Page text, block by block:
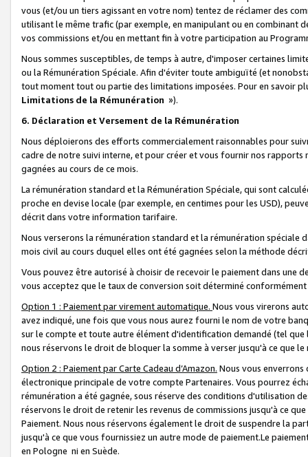
vous (et/ou un tiers agissant en votre nom) tentez de réclamer des
utilisant le même trafic (par exemple, en manipulant ou en combinant
vos commissions et/ou en mettant fin à votre participation au
Nous sommes susceptibles, de temps à autre, d'imposer certaines
ou la Rémunération Spéciale. Afin d'éviter toute ambiguïté (et
tout moment tout ou partie des limitations imposées. Pour en savoir
Limitations de la Rémunération »).
6. Déclaration et Versement de la Rémunération
Nous déploierons des efforts commercialement raisonnables pour
cadre de notre suivi interne, et pour créer et vous fournir nos
gagnées au cours de ce mois.
La rémunération standard et la Rémunération Spéciale, qui sont
proche en devise locale (par exemple, en centimes pour les USD),
décrit dans votre information tarifaire.
Nous verserons la rémunération standard et la rémunération spéciale
mois civil au cours duquel elles ont été gagnées selon la méthode
Vous pouvez être autorisé à choisir de recevoir le paiement dans une
vous acceptez que le taux de conversion soit déterminé
Option 1 : Paiement par virement automatique. Nous vous virerons
avez indiqué, une fois que vous nous aurez fourni le nom de votre
sur le compte et toute autre élément d'identification demandé (tel que
nous réservons le droit de bloquer la somme à verser jusqu'à ce que
Option 2 : Paiement par Carte Cadeau d’Amazon. Nous vous
électronique principale de votre compte Partenaires. Vous pourrez
rémunération a été gagnée, sous réserve des conditions d'utilisation
réservons le droit de retenir les revenus de commissions jusqu'à ce
Paiement. Nous nous réservons également le droit de suspendre la
jusqu'à ce que vous fournissiez un autre mode de paiement.Le
en Pologne ni en Suède.